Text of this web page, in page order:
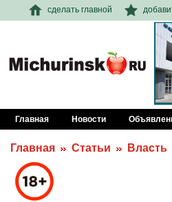
сделать главной
Главная Новости
Главная Статьи Власть